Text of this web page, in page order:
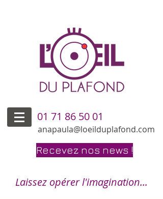
01 71 86 50 01
anapaula@loeilduplafond.com
Recevez nos news !
Laissez opérer l'imagination...